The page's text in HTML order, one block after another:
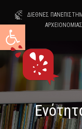
Ανοίξτε τη
content
ΔΙΕΘΝΕΣ